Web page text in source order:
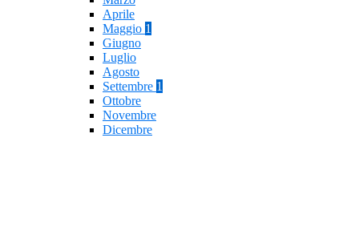
Aprile
Maggio 1
Giugno
Luglio
Agosto
Settembre 1
Ottobre
Novembre
Dicembre